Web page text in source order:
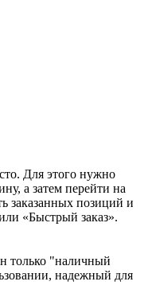
Для этого нужно
а затем перейти на
заказанных позиций и
«Быстрый заказ».
только "наличный
надежный для